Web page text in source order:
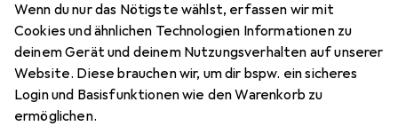
Wenn du nur das Nötigste wählst, erfassen wir mit
Cookies und ähnlichen Technologien Informationen zu
deinem Gerät und deinem Nutzungsverhalten auf unserer
Website. Diese brauchen wir, um dir bspw. ein sicheres
Login und Basisfunktionen wie den Warenkorb zu
ermöglichen.
12 Bilder
BlackrollTwin
EUR
41,81